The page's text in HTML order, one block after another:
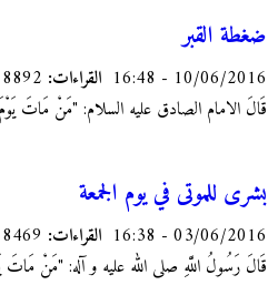
ضغطة القبر
10/06/2016 - 16:48 القراءات:
قَالَ الامام الصادق عليه السلام: "مَنْ مَاتَ
بشرى للموتى في يوم الجمعة
03/06/2016 - 16:38 القراءات:
قَالَ رَسُولُ اللَّهِ صلى الله عليه و آله:‏ "مَنْ مَاتَ